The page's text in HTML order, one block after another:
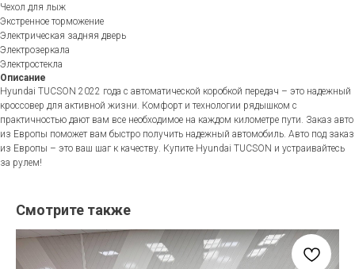
Чехол для лыж
Экстренное торможение
Электрическая задняя дверь
Электрозеркала
Электростекла
Описание
Hyundai TUCSON 2022 года с автоматической коробкой передач – это надежный
кроссовер для активной жизни. Комфорт и технологии рядышком с
практичностью дают вам все необходимое на каждом километре пути. Заказ авто
из Европы поможет вам быстро получить надежный автомобиль. Авто под заказ
из Европы – это ваш шаг к качеству. Купите Hyundai TUCSON и устраивайтесь
за рулем!
Смотрите также